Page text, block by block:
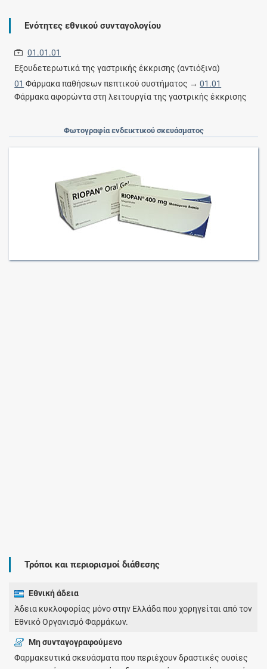
Ενότητες εθνικού συνταγολογίου
01.01.01
Εξουδετερωτικά της γαστρικής έκκρισης (αντιόξινα)
01 Φάρμακα παθήσεων πεπτικού συστήματος →01.01
Φάρμακα αφορώντα στη λειτουργία της γαστρικής έκκρισης
Φωτογραφία ενδεικτικού σκευάσματος
Τρόποι και περιορισμοί διάθεσης
Εθνική άδεια
Άδεια κυκλοφορίας μόνο στην Ελλάδα που χορηγείται από τον
Εθνικό Οργανισμό Φαρμάκων.
Μη συνταγογραφούμενο
Φαρμακευτικά σκευάσματα που περιέχουν δραστικές ουσίες